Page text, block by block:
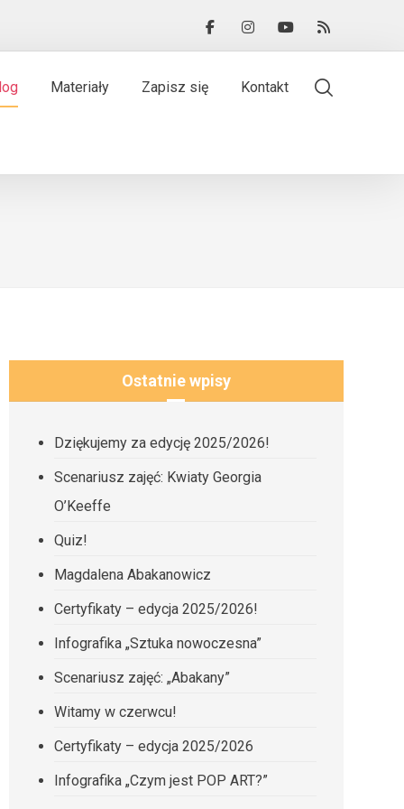
Materiały Zapisz się Kontakt
Ostatnie wpisy
Dziękujemy za edycję 2025/2026!
Scenariusz zajęć: Kwiaty Georgia
O’Keeffe
Quiz!
Magdalena Abakanowicz
Certyfikaty – edycja 2025/2026!
Infografika „Sztuka nowoczesna”
Scenariusz zajęć: „Abakany”
Witamy w czerwcu!
Certyfikaty – edycja 2025/2026
Infografika „Czym jest POP ART?”